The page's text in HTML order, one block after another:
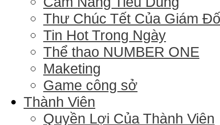
Thư Chúc Tết Của Giám
Tin Hot Trong Ngày
Thể thao NUMBER ONE
Maketing
Game công sở
Thành Viên
Quyền Lợi Của Thành Viên